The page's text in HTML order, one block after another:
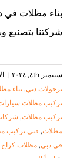
شركتنا بتصنيع
سبتمبر ٤th, ٢٠٢٤ |
برجولات دبي, بناء
تركيب مظلات
تركيب مظلات,
مظلات, فني تركيب
في دبي, مظلات